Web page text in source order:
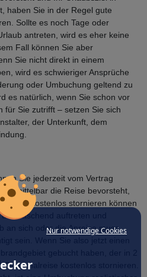
Nur notwendige Cookies
haben Sie in der Regel gute
Sollte es noch Tage oder
antreten, wird es eher keine
Fall können Sie aber
Sie nicht direkt in einem
wird es schwieriger Ansprüche
oder Umbuchung geltend zu
es natürlich, wenn Sie schon vor
für Sie zutrifft – setzen Sie sich
der Unterkunft, dem
Sie jederzeit vom Vertrag
unmittelbar die Reise bevorsteht,
Kostenlos stornieren können
auftreten und
an sich oder die Anreise muss
sein. Wenn Sie also jetzt einen
Pauschalreise kostenlos stornieren.